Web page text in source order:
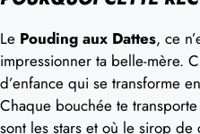
Le Pouding aux Dattes, ce
impressionner ta belle-mère.
d’enfance qui se transforme
Chaque bouchée te
sont les stars et où le sirop de